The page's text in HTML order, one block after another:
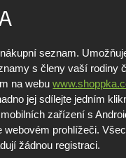
seznam.
s členy vaší rodiny
na webu
jej sdílejte jedním
zařízení s
webovém prohlížeči.
žádnou registraci.